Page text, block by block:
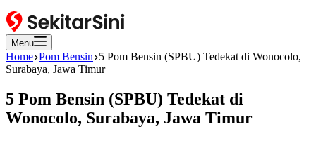
Menu
Home Pom Bensin 5 Pom Bensin (SPBU) Tedekat di Wonocolo,
Surabaya, Jawa Timur
5 Pom Bensin (SPBU) Tedekat di
Wonocolo, Surabaya, Jawa Timur